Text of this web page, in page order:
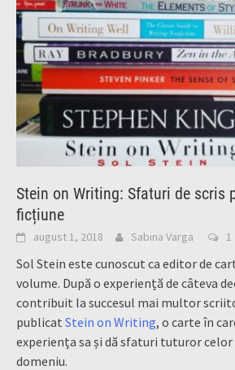
Stein on Writing: Sfaturi de scris
ficțiune
august 1, 2018 Sabina Varga 1
Sol Stein este cunoscut ca editor de
volume. După o experiență de câteva
contribuit la succesul mai multor
publicat Stein on Writing, o carte în
experiența sa și dă sfaturi tuturor
domeniu.